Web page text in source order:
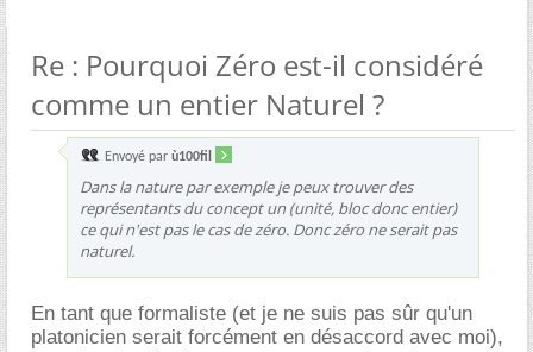
Re : Pourquoi Zéro est-il considéré
comme un entier Naturel ?
Envoyé par ù100fil
Dans la nature par exemple je peux trouver des
représentants du concept un (unité, bloc donc entier)
ce qui n'est pas le cas de zéro. Donc zéro ne serait pas
naturel.
En tant que formaliste (et je ne suis pas sûr qu'un
platonicien serait forcément en désaccord avec moi),